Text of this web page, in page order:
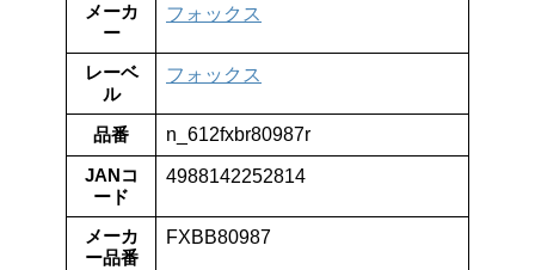
メーカ
ー
フォックス
レーベ
ル
フォックス
品番
n_612fxbr80987r
JANコ
ード
4988142252814
メーカ
ー品番
FXBB80987